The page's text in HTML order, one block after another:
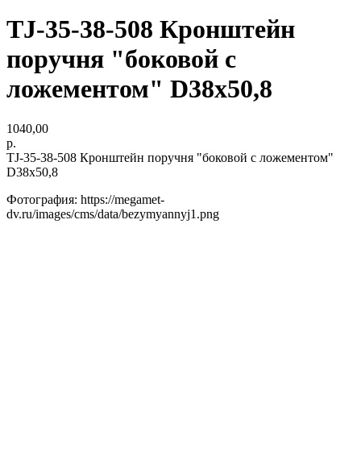
TJ-35-38-508 Кронштейн
поручня "боковой с
ложементом" D38х50,8
1040,00
р.
TJ-35-38-508 Кронштейн поручня "боковой с ложементом"
D38х50,8
Фотография: https://megamet-
dv.ru/images/cms/data/bezymyannyj1.png